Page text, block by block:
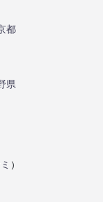
都
県
）